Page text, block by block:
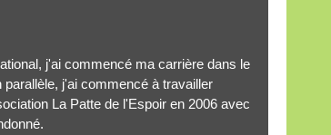
j'ai commencé ma carrière dans le
j'ai commencé à travailler
La Patte de l'Espoir en 2006 avec